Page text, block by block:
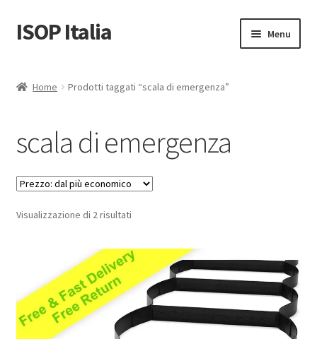
Vai
alla
Vai
al
ISOP Italia Menu
Set di salvataggio e sopravvivenza
Vendita all’ingrosso
Articoli
Contattaci
Politica
Home Prodotti taggati “scala di emergenza”
scala di emergenza
Visualizzazione di 2 risultatiPrezzo:
economico